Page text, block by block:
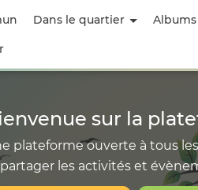
Dans le quartier
sur la
plateforme ouverte à tous
les activités et